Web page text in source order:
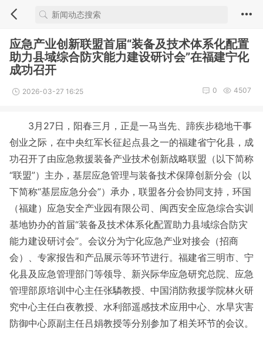
应急产业创新联盟首届“装备及技术体系化配置
助力县域综合防灾能力建设研讨会”在福建宁化
成功召开
2026-03-27 16:25 4507
0
3月27日，阳春三月，正是一马当先、蹄疾步稳地干事
创业之际，在中央红军长征起点县之一的福建省宁化县，成
功召开了由应急救援装备产业技术创新战略联盟（以下简称
“联盟”）主办，基层应急管理与装备技术保障创新分会（以
下简称“基层应急分会”）承办，联盟各分会协同支持，环国
（福建）应急安全产业园有限公司、闽西安全应急综合实训
基地协办的首届“装备及技术体系化配置助力县域综合防灾
能力建设研讨会”。会议分为宁化应急产业对接会（招商
会）、专家报告和产品展示等环节进行。福建省三明市、宁
化县及应急管理部门等领导、新兴际华应急研究总院、应急
管理部原培训中心主任张驎教授、中国消防救援学院林火研
究中心主任白夜教授、水利部遥感技术应用中心、水旱灾害
防御中心原副主任吕娟教授等分别参加了相关环节的会议。